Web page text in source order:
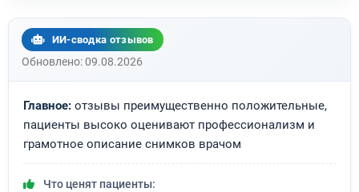
ИИ-сводка отзывов
Обновлено: 09.08.2026
Главное: отзывы преимущественно положительные,
пациенты высоко оценивают профессионализм и
грамотное описание снимков врачом
Что ценят пациенты: